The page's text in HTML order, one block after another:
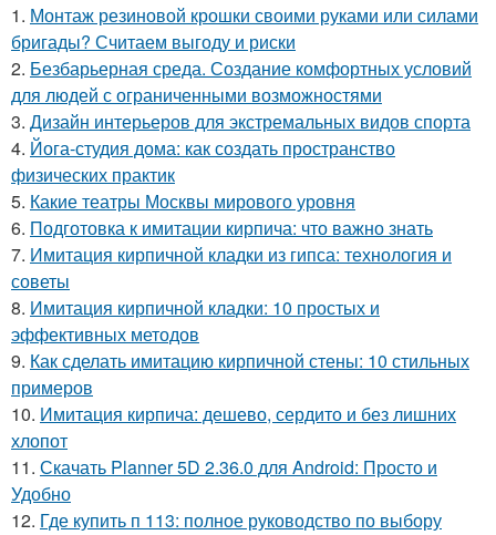
1. Монтаж резиновой крошки своими руками или силами
бригады? Считаем выгоду и риски
2. Безбарьерная среда. Создание комфортных условий
для людей с ограниченными возможностями
3. Дизайн интерьеров для экстремальных видов спорта
4. Йога-студия дома: как создать пространство
физических практик
5. Какие театры Москвы мирового уровня
6. Подготовка к имитации кирпича: что важно знать
7. Имитация кирпичной кладки из гипса: технология и
советы
8. Имитация кирпичной кладки: 10 простых и
эффективных методов
9. Как сделать имитацию кирпичной стены: 10 стильных
примеров
10. Имитация кирпича: дешево, сердито и без лишних
хлопот
11. Скачать Planner 5D 2.36.0 для Android: Просто и
Удобно
12. Где купить п 113: полное руководство по выбору